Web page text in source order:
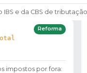
e da CBS de
Reforma
impostos por fora: